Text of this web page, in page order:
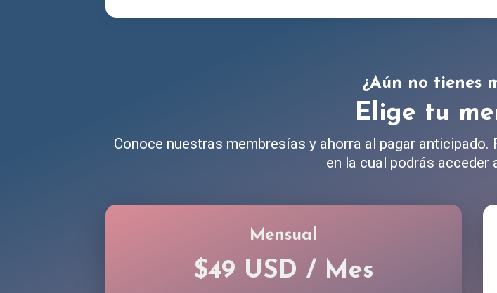
¿Aún no tienes
Elige tu
Conoce nuestras membresías y ahorra al pagar anticipado.
en la cual podrás acceder
Mensual
$49 USD / Mes